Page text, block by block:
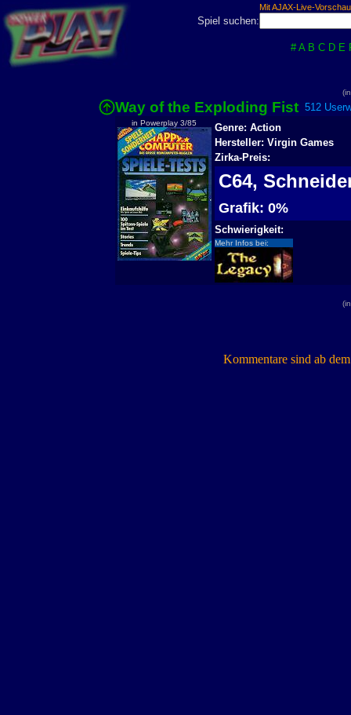
Mit AJAX-Live-
Spiel suchen:
# A B C D E
Way of the Exploding Fist512
in Powerplay 3/85
Genre: Action
Hersteller: Virgin Games
Zirka-Preis:
C64,
Grafik: 0%
Schwierigkeit:
Mehr Infos bei:
Kommentare sind ab